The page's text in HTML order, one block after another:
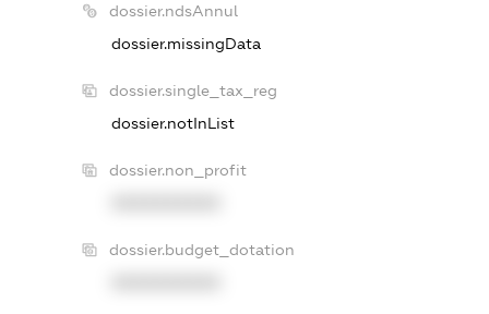
dossier.ndsAnnul
dossier.missingData
dossier.single_tax_reg
dossier.notInList
dossier.non_profit
dossier.budget_dotation